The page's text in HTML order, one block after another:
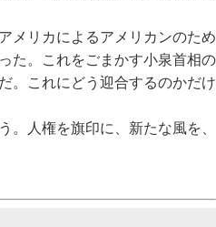
メリカによるアメリカンのため
た。これをごまかす小泉首相の
。これにどう迎合するのかだけ
人権を旗印に、新たな風を、